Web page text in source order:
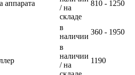
аппарата
/ на
складе
810 - 1250
в
наличии
360 - 1950
в
наличии
/ на
1190